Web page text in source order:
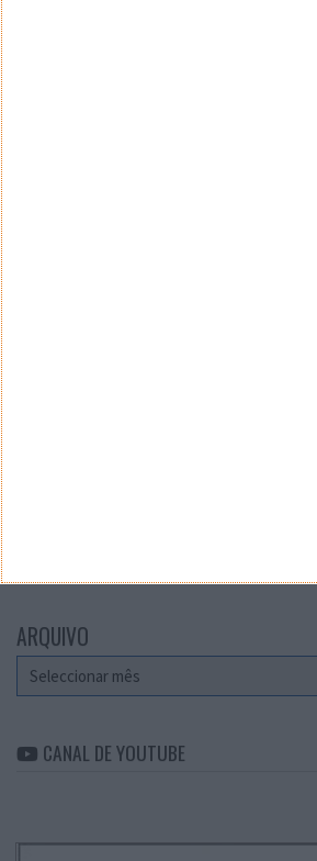
ARQUIVO
Arquivo
CANAL DE YOUTUBE